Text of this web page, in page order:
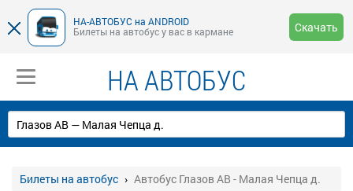
НА-АВТОБУС на ANDROID
Билеты на автобус у вас в кармане
Скачать
НА АВТОБУС
Билеты на автобус Автобус Глазов АВ - Малая Чепца д.